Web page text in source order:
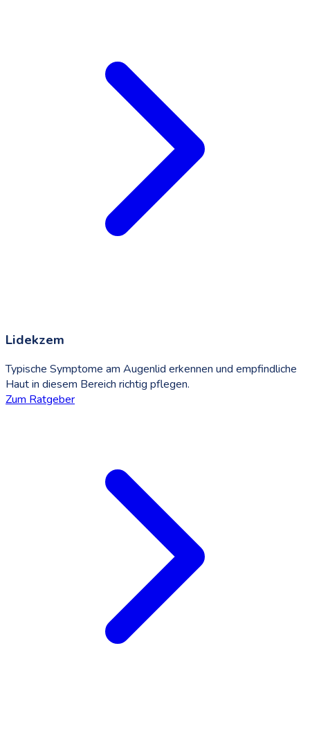
Lidekzem
Typische Symptome am Augenlid erkennen und empfindliche
Haut in diesem Bereich richtig pflegen.
Zum Ratgeber